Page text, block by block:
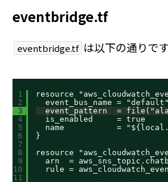
eventbridge.tf
eventbridge.tf は以下の通りです
1
2
3
4
5
6
7
8
9
10
11
resource
event_bus_name = "default"
event_pattern  =
is_enabled     = true
name           =
}
resource
arn  =
rule =